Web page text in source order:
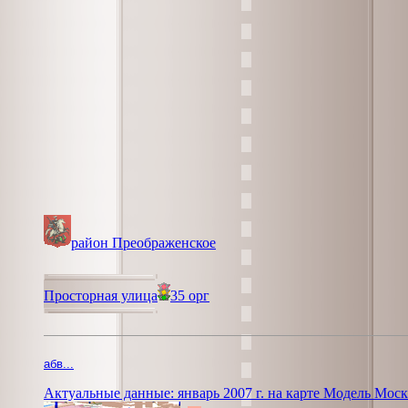
район Преображенское
Просторная улица 35 орг
абв...
Актуальные данные: январь 2007 г. на карте Модель